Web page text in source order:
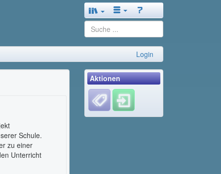
Login
Schule.
zu einer
Unterricht
Aktionen